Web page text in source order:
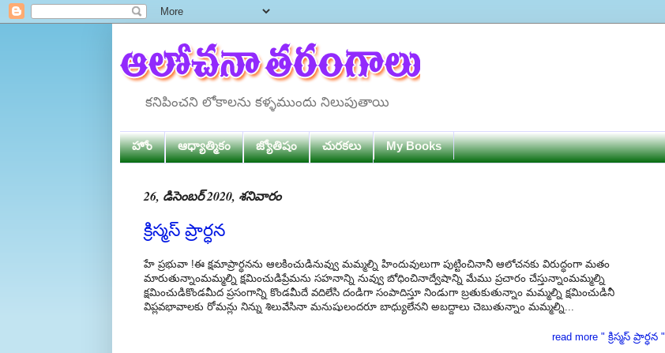
కనిపించని లోకాలను కళ్ళముందు నిలుపుతాయి
హోం ఆధ్యాత్మికం జ్యోతిషం చురకలు My Books
26, డిసెంబర్ 2020, శనివారం
క్రిస్మస్ ప్రార్ధన
హే ప్రభువా !ఈ క్షమాప్రార్ధనను ఆలకించుడినువ్వు మమ్మల్ని హిందువులుగా పుట్టించినానీ ఆలోచనకు విరుద్ధంగా మతం
మారుతున్నాంమమ్మల్ని క్షమించుడిప్రేమను సహనాన్ని నువ్వు బోధించినాద్వేషాన్ని మేము ప్రచారం చేస్తున్నాంమమ్మల్ని
క్షమించుడికొండమీద ప్రసంగాన్ని కొండమీదే వదిలేసి దండిగా సంపాదిస్తూ నిండుగా బ్రతుకుతున్నాం మమ్మల్ని క్షమించుడినీ
విప్లవభావాలకు రోమన్లు నిన్ను శిలువేసినా మనుషులందరూ బాధ్యులేనని అబద్దాలు చెబుతున్నాం మమ్మల్ని...
read more " క్రిస్మస్ ప్రార్ధన "